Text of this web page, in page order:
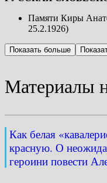
Памяти Киры
25.2.1926)
Показать больше
Материалы
Как белая
красную. О
героини повести